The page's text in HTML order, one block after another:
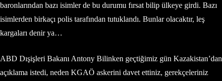
baronlarından bazı isimler de bu durumu fırsat bilip ülkeye girdi. Bazı
isimlerden birkaçı polis tarafından tutuklandı. Bunlar olacaktır, leş
kargaları denir ya…
ABD Dışişleri Bakanı Antony Bilinken geçtiğimiz gün Kazakistan’dan
açıklama istedi, neden KGAÖ askerini davet ettiniz, gerekçeleriniz